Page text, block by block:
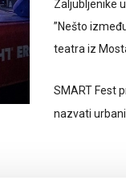
Zaljubljenike
”Nešto
teatra iz
SMART Fest
nazvati